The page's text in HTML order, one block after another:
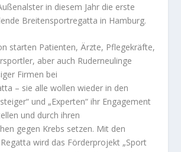
in diesem Jahr die erste
Breitensportregatta in Hamburg.
starten Patienten, Ärzte, Pflegekräfte,
aber auch Ruderneulinge
Firmen bei
– sie alle wollen wieder in den
und „Experten“ ihr Engagement
und durch ihren
gegen Krebs setzen. Mit den
wird das Förderprojekt „Sport